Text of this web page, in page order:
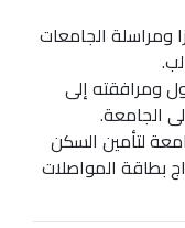
ومراسلة الجامعات
ومرافقته إلى
الجامعة.
لتأمين السكن
بطاقة المواصلات